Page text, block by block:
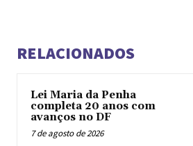
RELACIONADOS
Lei Maria da Penha
completa 20 anos com
avanços no DF
7 de agosto de 2026